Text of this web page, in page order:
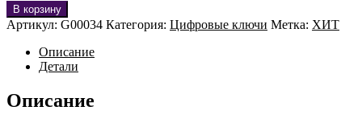
В корзину
Артикул: G00034 Категория: Цифровые ключи Метка: ХИТ
Описание
Детали
Описание